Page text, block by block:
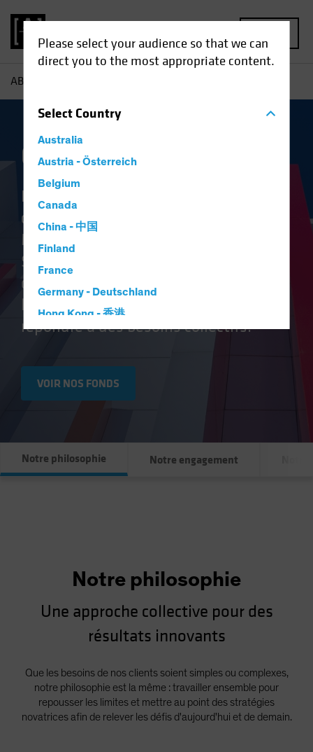
Please select your audience so that we can
direct you to the most appropriate content.
SelectCountry
Australia
Austria - Österreich
Belgium
Canada
China - 中国
Finland
France
Germany - Deutschland
Hong Kong - 香港
Hungary
Italy - Italia
Japan - 日本
Luxembourg and Other EMEA
Netherlands
Portugal
South Korea - 대한민국
Switzerland
Taiwan - 台灣
AB
Gestion multi-actifs
Les objectifs des clients sont au
cœur de l'approche de l'équipe AB
Multi-Asset and Hedge Fund
Solution. Nous avons mis au point
des produits qui s'appuient sur
l'innovation et permettent de
répondre à des besoins collectifs.
VOIR NOS FONDS
Notre philosophie Notre engagement
Notre philosophie
Une approche collective pour des
résultats innovants
Que les besoins de nos clients soient simples ou complexes,
notre philosophie est la même : travailler ensemble pour
repousser les limites et mettre au point des stratégies
novatrices afin de relever les défis d'aujourd'hui et de demain.